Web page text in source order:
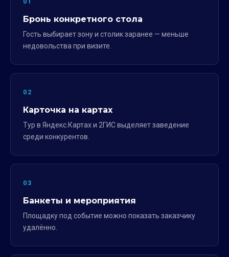
Бронь конкретного стола
Гость выбирает зону и столик заранее — меньше
недовольства при визите.
02
Карточка на картах
Тур в Яндекс.Картах и 2ГИС выделяет заведение
среди конкурентов.
03
Банкеты и мероприятия
Площадку под событие можно показать заказчику
удалённо.